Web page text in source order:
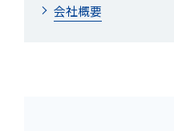
会社概要